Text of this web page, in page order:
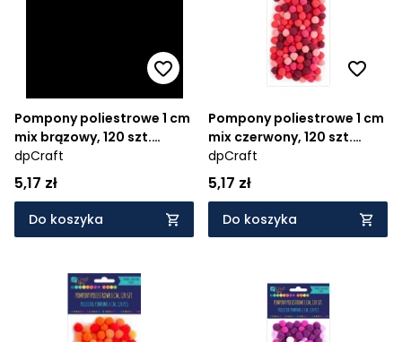
Pompony poliestrowe 1 cm
mix brązowy, 120 szt.
(KSPO-031)
dpCraft
5,17 zł
Do koszyka
Pompony poliestrowe 1 cm
mix czerwony, 120 szt.
(KSPO-026)
dpCraft
5,17 zł
Do koszyka